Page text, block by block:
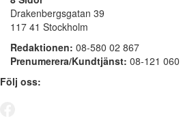
Drakenbergsgatan 39
117 41 Stockholm
Redaktionen: 08-580 02 867
Prenumerera/Kundtjänst: 08-121
Följ oss: